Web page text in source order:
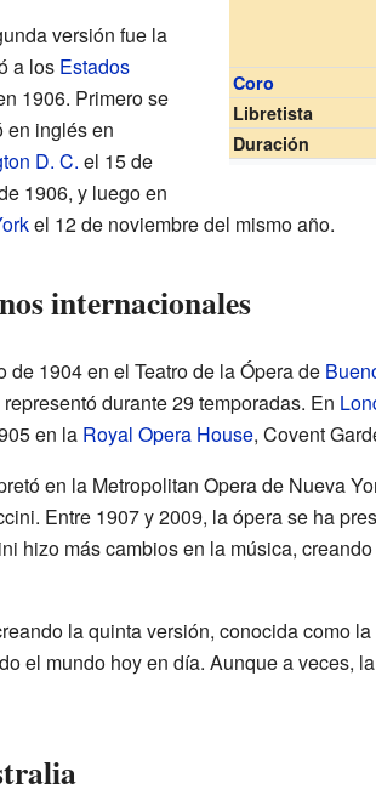
Coro
Libretista
Duración
versión fue la
a los Estados
1906. Primero se
en inglés en
D. C. el 15 de
1906, y luego en
el 12 de noviembre del mismo año.
internacionales
1904 en el Teatro de la Ópera de
durante 29 temporadas. En
en la Royal Opera House, Covent
en la Metropolitan Opera de Nueva
Entre 1907 y 2009, la ópera se ha
hizo más cambios en la música,
la quinta versión, conocida como
el mundo hoy en día. Aunque a veces,